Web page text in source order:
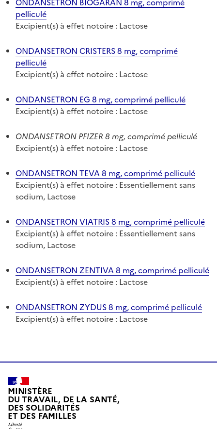
pelliculé
Excipient(s) à effet notoire : Lactose
ONDANSETRON CRISTERS 8 mg, comprimé
pelliculé
Excipient(s) à effet notoire : Lactose
ONDANSETRON EG 8 mg, comprimé pelliculé
Excipient(s) à effet notoire : Lactose
ONDANSETRON PFIZER 8 mg, comprimé pelliculé
Excipient(s) à effet notoire : Lactose
ONDANSETRON TEVA 8 mg, comprimé pelliculé
Excipient(s) à effet notoire : Essentiellement sans
sodium, Lactose
ONDANSETRON VIATRIS 8 mg, comprimé pelliculé
Excipient(s) à effet notoire : Essentiellement sans
sodium, Lactose
ONDANSETRON ZENTIVA 8 mg, comprimé pelliculé
Excipient(s) à effet notoire : Lactose
ONDANSETRON ZYDUS 8 mg, comprimé pelliculé
Excipient(s) à effet notoire : Lactose
MINISTÈRE
DU TRAVAIL, DE LA SANTÉ,
DES SOLIDARITÉS
ET DES FAMILLES